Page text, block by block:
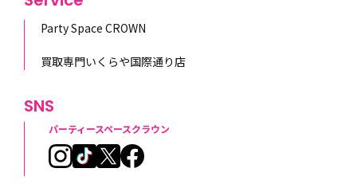
Party Space CROWN
買取専門いくらや国際通り店
SNS
パーティースペースクラウン